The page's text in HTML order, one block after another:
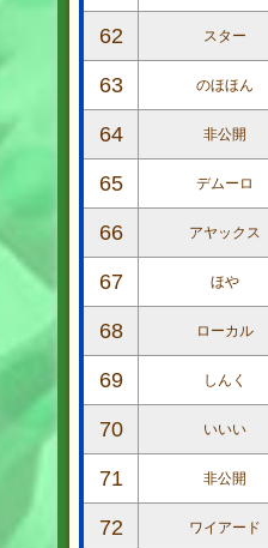
62 スター
63 のほほん
64 非公開
65 デムーロ
66 アヤックス
67 ほや
68 ローカル
69 しんく
70 いいい
71 非公開
72 ワイアード